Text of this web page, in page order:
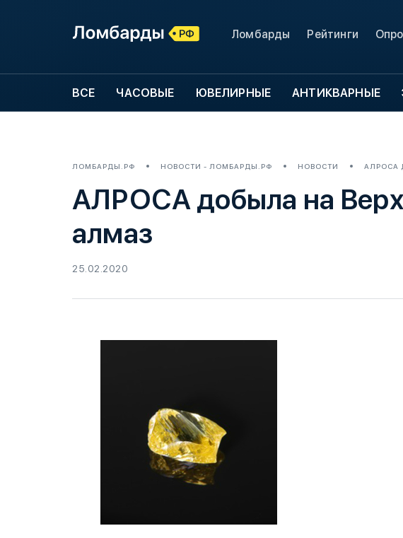
Ломбарды Рейтинги
ВСЕ ЧАСОВЫЕ ЮВЕЛИРНЫЕ АНТИКВАРНЫЕ
ЛОМБАРДЫ.РФ НОВОСТИ - ЛОМБАРДЫ.РФ НОВОСТИ АЛРОСА
АЛРОСА добыла на
алмаз
25.02.2020